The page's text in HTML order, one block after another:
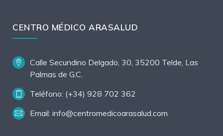
CENTRO MÉDICO ARASALUD
Calle Secundino Delgado, 30, 35200 Telde, Las
Palmas de G.C.
Teléfono: (+34) 928 702 362
Email: info@centromedicoarasalud.com